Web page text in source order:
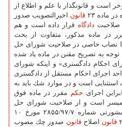
مصوب ۱۳۹۴، مؤخر است و قانونگذار با علم و اطلاع از
ماده ۲۳
قانون اخیرالتصویب صدور
صلاحیتدادگاه قرار داده است و هم
در ماده مذكور، متفاوت از بحث
نصاب خاصی در صلاحیت شورای حل
به تصریح مقنن در ماده یاد شده
احكام دادگستری» و اینكه شورای
اجرای احكام مستقل از دادگستری
است و در موارد شك باید به
اجرای حكم مقرر در ماده فوق
میسر است و از صلاحیت شورای حل
اختلاف خارج است. نظریه مشورتی شماره ۲۸۵۵/۹۷/۷ مورخ ۱۰
قانون اصلاح قانون صدور چك مصوب